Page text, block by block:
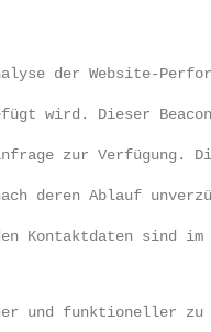
der
wird. Dieser
zur
deren Ablauf
Kontaktdaten sind
und funktioneller